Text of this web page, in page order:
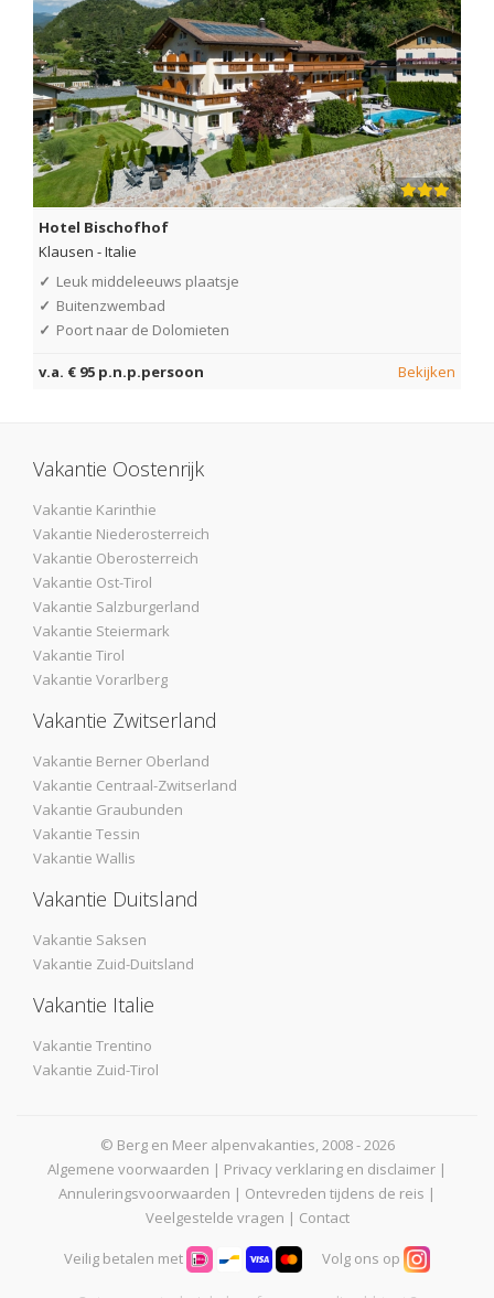
Hotel Bischofhof
Klausen -Italie
✓ Leuk middeleeuws plaatsje
✓ Buitenzwembad
✓ Poort naar de Dolomieten
v.a. € 95 p.n.p.persoon Bekijken
Vakantie Oostenrijk
Vakantie Karinthie
Vakantie Niederosterreich
Vakantie Oberosterreich
Vakantie Ost-Tirol
Vakantie Salzburgerland
Vakantie Steiermark
Vakantie Tirol
Vakantie Vorarlberg
Vakantie Zwitserland
Vakantie Berner Oberland
Vakantie Centraal-Zwitserland
Vakantie Graubunden
Vakantie Tessin
Vakantie Wallis
Vakantie Duitsland
Vakantie Saksen
Vakantie Zuid-Duitsland
Vakantie Italie
Vakantie Trentino
Vakantie Zuid-Tirol
© Berg en Meer alpenvakanties, 2008 - 2026
Algemene voorwaarden | Privacy verklaring en disclaimer |
Annuleringsvoorwaarden | Ontevreden tijdens de reis |
Veelgestelde vragen | Contact
Veilig betalen met Volg ons op